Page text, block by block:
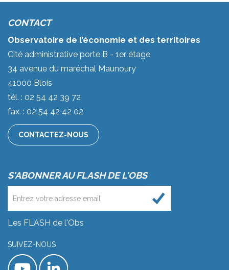
CONTACT
Observatoire de l’économie et des territoires
Cité administrative porte B - 1er étage
34 avenue du maréchal Maunoury
41000 Blois
tél. : 02 54 42 39 72
fax. : 02 54 42 42 02
CONTACTEZ-NOUS
S'ABONNER AU FLASH DE L'OBS
Les FLASH de l'Obs
SUIVEZ-NOUS